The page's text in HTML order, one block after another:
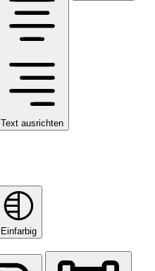
Text ausrichten
Einfarbig